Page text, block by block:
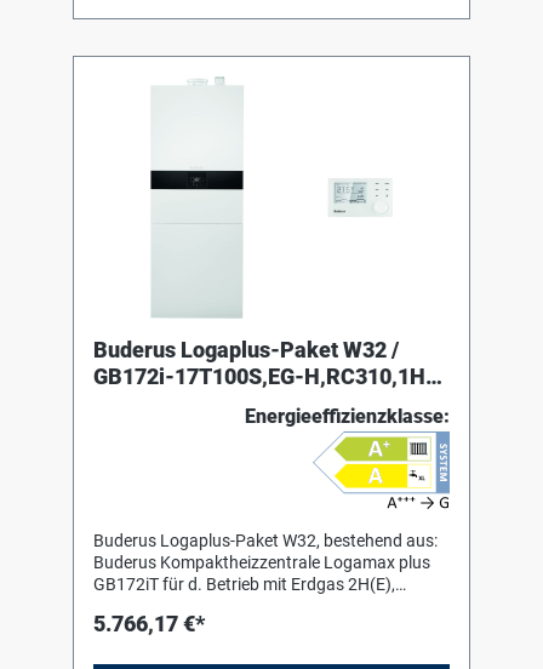
Buderus Logaplus-Paket W32 /
GB172i-17T100S,EG-H,RC310,1HK
Energieeffizienzklasse:
Buderus Logaplus-Paket W32, bestehend aus:
Buderus Kompaktheizzentrale Logamax plus
GB172iT für d. Betrieb mit Erdgas 2H(E),
Arbeitsblatt G260 mit Wasserstoffbeimischung
5.766,17 €*